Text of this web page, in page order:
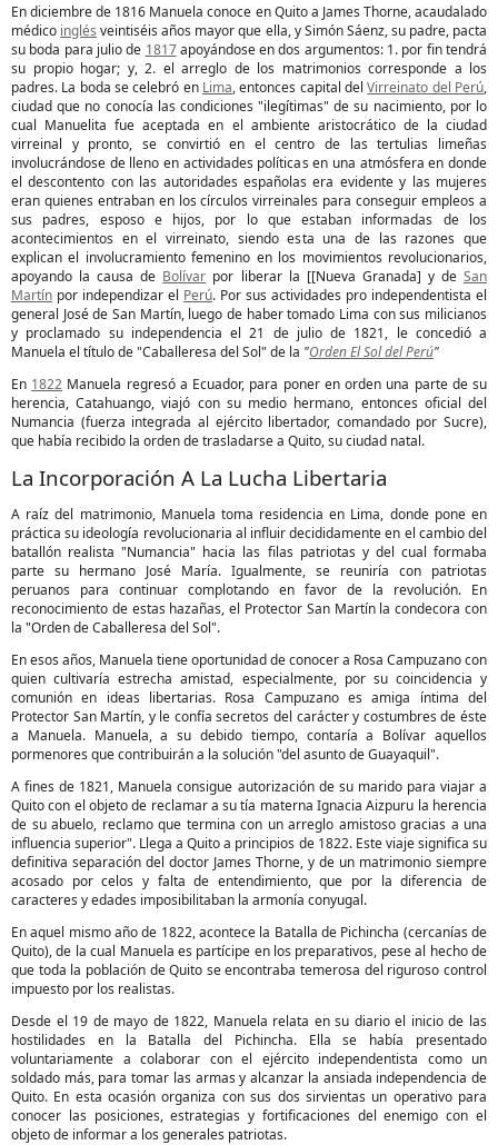
En diciembre de 1816 Manuela conoce en Quito a James Thorne, acaudalado
médico inglés veintiséis años mayor que ella, y Simón Sáenz, su padre, pacta
su boda para julio de 1817apoyándose en dos argumentos: 1. por fin tendrá
su propio hogar; y, 2. el arreglo de los matrimonios corresponde a los
padres. La boda se celebró en Lima, entonces capital delVirreinato del Perú,
ciudad que no conocía las condiciones "ilegítimas" de su nacimiento, por lo
cual Manuelita fue aceptada en el ambiente aristocrático de la ciudad
virreinal y pronto, se convirtió en el centro de las tertulias limeñas
involucrándose de lleno en actividades políticas en una atmósfera en donde
el descontento con las autoridades españolas era evidente y las mujeres
eran quienes entraban en los círculos virreinales para conseguir empleos a
sus padres, esposo e hijos, por lo que estaban informadas de los
acontecimientos en el virreinato, siendo esta una de las razones que
explican el involucramiento femenino en los movimientos revolucionarios,
apoyando la causa de Bolívar por liberar la [[Nueva Granada] y deSan
Martín por independizar el Perú. Por sus actividades pro independentista el
general José de San Martín, luego de haber tomado Lima con sus milicianos
y proclamado su independencia el 21 de julio de 1821, le concedió a
Manuela el título de "Caballeresa del Sol" de la "Orden El Sol del Perú"
En 1822 Manuela regresó a Ecuador, para poner en orden una parte de su
herencia, Catahuango, viajó con su medio hermano, entonces oficial del
Numancia (fuerza integrada al ejército libertador, comandado por Sucre),
que había recibido la orden de trasladarse a Quito, su ciudad natal.
La Incorporación A La Lucha Libertaria
A raíz del matrimonio, Manuela toma residencia en Lima, donde pone en
práctica su ideología revolucionaria al influir decididamente en el cambio del
batallón realista "Numancia" hacia las filas patriotas y del cual formaba
parte su hermano José María. Igualmente, se reuniría con patriotas
peruanos para continuar complotando en favor de la revolución. En
reconocimiento de estas hazañas, el Protector San Martín la condecora con
la "Orden de Caballeresa del Sol".
En esos años, Manuela tiene oportunidad de conocer a Rosa Campuzano con
quien cultivaría estrecha amistad, especialmente, por su coincidencia y
comunión en ideas libertarias. Rosa Campuzano es amiga íntima del
Protector San Martín, y le confía secretos del carácter y costumbres de éste
a Manuela. Manuela, a su debido tiempo, contaría a Bolívar aquellos
pormenores que contribuirán a la solución "del asunto de Guayaquil".
A fines de 1821, Manuela consigue autorización de su marido para viajar a
Quito con el objeto de reclamar a su tía materna Ignacia Aizpuru la herencia
de su abuelo, reclamo que termina con un arreglo amistoso gracias a una
influencia superior". Llega a Quito a principios de 1822. Este viaje significa su
definitiva separación del doctor James Thorne, y de un matrimonio siempre
acosado por celos y falta de entendimiento, que por la diferencia de
caracteres y edades imposibilitaban la armonía conyugal.
En aquel mismo año de 1822, acontece la Batalla de Pichincha (cercanías de
Quito), de la cual Manuela es partícipe en los preparativos, pese al hecho de
que toda la población de Quito se encontraba temerosa del riguroso control
impuesto por los realistas.
Desde el 19 de mayo de 1822, Manuela relata en su diario el inicio de las
hostilidades en la Batalla del Pichincha. Ella se había presentado
voluntariamente a colaborar con el ejército independentista como un
soldado más, para tomar las armas y alcanzar la ansiada independencia de
Quito. En esta ocasión organiza con sus dos sirvientas un operativo para
conocer las posiciones, estrategias y fortificaciones del enemigo con el
objeto de informar a los generales patriotas.